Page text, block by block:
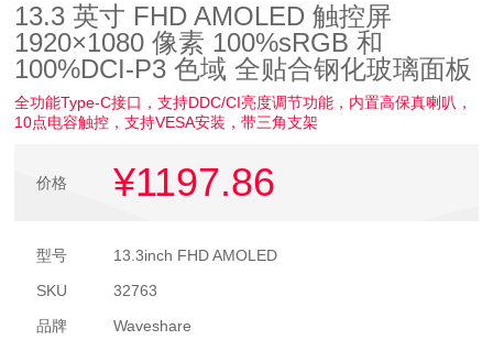
13.3 英寸 FHD AMOLED 触控屏
1920×1080 像素 100%sRGB 和
100%DCI-P3 色域 全贴合钢化玻璃面板
全功能Type-C接口，支持DDC/CI亮度调节功能，内置高保真喇叭，
10点电容触控，支持VESA安装，带三角支架
价格 ¥1197.86
型号
13.3inch FHD AMOLED
SKU
32763
品牌
Waveshare